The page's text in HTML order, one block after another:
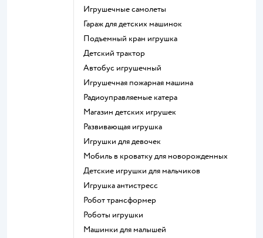
Игрушечные самолеты
Гараж для детских машинок
Подъемный кран игрушка
Детский трактор
Автобус игрушечный
Игрушечная пожарная машина
Радиоуправляемые катера
Магазин детских игрушек
Развивающая игрушка
Игрушки для девочек
Мобиль в кроватку для новорожденных
Детские игрушки для мальчиков
Игрушка антистресс
Робот трансформер
Роботы игрушки
Машинки для малышей